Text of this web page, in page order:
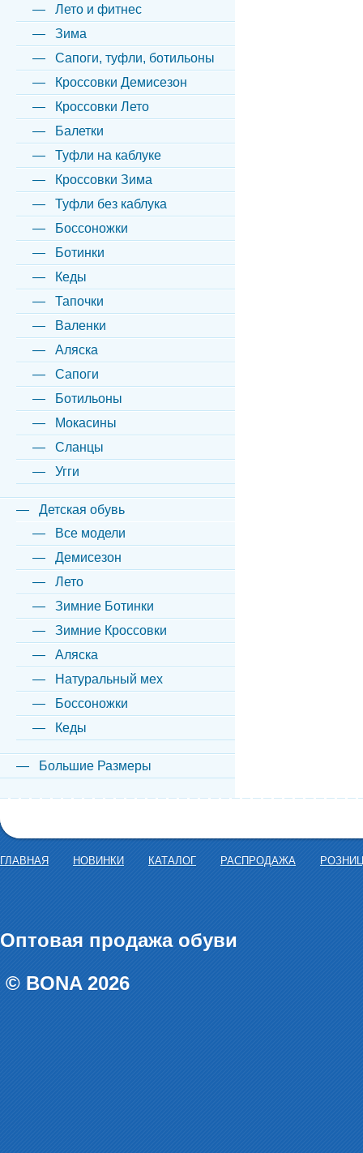
Лето и фитнес
Зима
Сапоги, туфли, ботильоны
Кроссовки Демисезон
Кроссовки Лето
Балетки
Туфли на каблуке
Кроссовки Зима
Туфли без каблука
Боссоножки
Ботинки
Кеды
Тапочки
Валенки
Аляска
Сапоги
Ботильоны
Мокасины
Сланцы
Угги
Детская обувь
Все модели
Демисезон
Лето
Зимние Ботинки
Зимние Кроссовки
Аляска
Натуральный мех
Боссоножки
Кеды
Большие Размеры
ГЛАВНАЯ НОВИНКИ КАТАЛОГ РАСПРОДАЖА
Оптовая продажа обуви
© BONA 2026